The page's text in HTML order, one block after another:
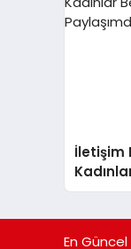
İletişim
En